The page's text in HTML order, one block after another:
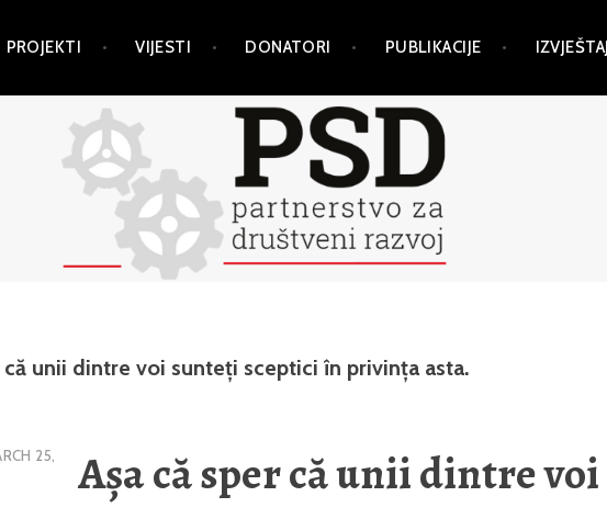
PROJEKTI VIJESTI DONATORI PUBLIKACIJE IZVJEŠTAJI
că unii dintre voi sunteți sceptici în privința asta.
25,
Așa că sper că unii dintre voi